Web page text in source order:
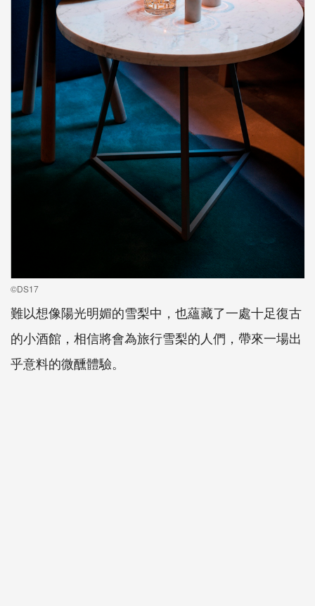
©DS17
難以想像陽光明媚的雪梨中，也蘊藏了一處十足復古
的小酒館，相信將會為旅行雪梨的人們，帶來一場出
乎意料的微醺體驗。